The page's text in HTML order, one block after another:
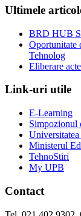
Ultimele
BRD HUB
Oportunitate
Tehnolog
Eliberare
Link-uri utile
E-Learning
Simpozionul
Ministerul
TehnoStiri
My UPB
Contact